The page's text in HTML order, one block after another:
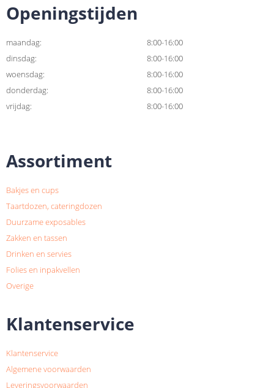
Openingstijden
maandag:
8:00-16:00
dinsdag:
8:00-16:00
woensdag:
8:00-16:00
donderdag:
8:00-16:00
vrijdag:
8:00-16:00
Assortiment
Bakjes en cups
Taartdozen, cateringdozen
Duurzame exposables
Zakken en tassen
Drinken en servies
Folies en inpakvellen
Overige
Klantenservice
Klantenservice
Algemene voorwaarden
Leveringsvoorwaarden